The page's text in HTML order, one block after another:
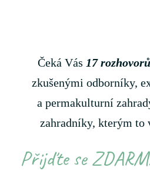
Čeká Vás 17
zkušenými odborníky,
a permakulturní
zahradníky, kterým to
Přijďte se